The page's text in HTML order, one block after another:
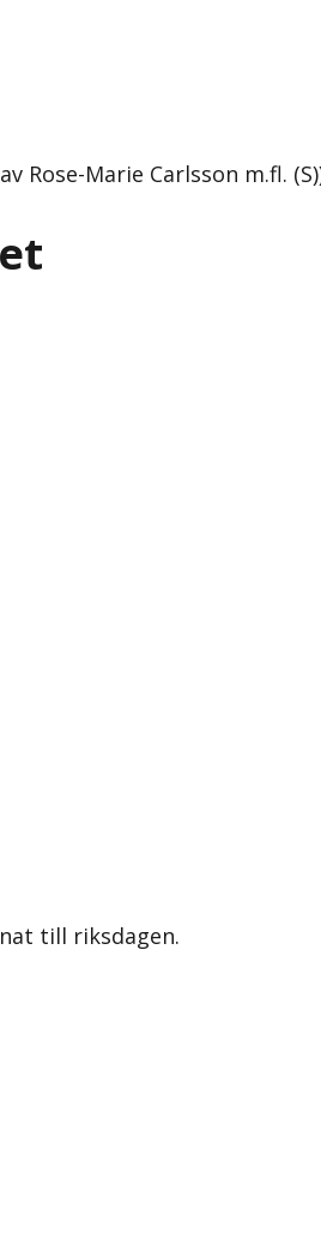
Rose-Marie Carlsson m.fl.
till riksdagen.